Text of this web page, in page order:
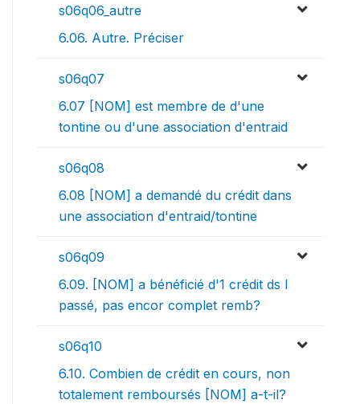
s06q06_autre
6.06. Autre. Préciser
s06q07
6.07 [NOM] est membre de d'une
tontine ou d'une association d'entraid
s06q08
6.08 [NOM] a demandé du crédit dans
une association d'entraid/tontine
s06q09
6.09. [NOM] a bénéficié d'1 crédit ds l
passé, pas encor complet remb?
s06q10
6.10. Combien de crédit en cours, non
totalement remboursés [NOM] a-t-il?